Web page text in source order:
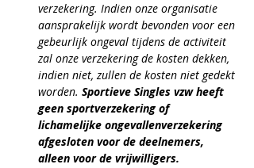
verzekering. Indien onze organisatie
aansprakelijk wordt bevonden voor een
gebeurlijk ongeval tijdens de activiteit
zal onze verzekering de kosten dekken,
indien niet, zullen de kosten niet gedekt
worden. Sportieve Singles vzw heeft
geen sportverzekering of
lichamelijke ongevallenverzekering
afgesloten voor de deelnemers,
alleen voor de vrijwilligers.